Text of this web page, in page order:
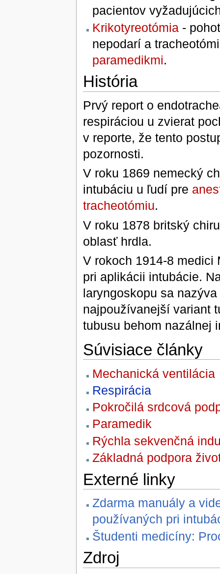
pacientov
Krikotyreotómia -
nepodarí a
paramedikmi.
História
Prvý report o
respiráciou u zvierat
v reporte, že tento
pozornosti.
V roku 1869 nemecký
intubáciu u ľudí pre
tracheotómiu.
V roku 1878 britský
oblasť hrdla.
V rokoch 1914-8 medici
pri aplikácii intubácie.
laryngoskopu sa
najpoužívanejší variant
tubusu behom nazálnej
Súvisiace články
Mechanická ventilácia
Respirácia
Pokročilá srdcová
Paramedik
Rýchla sekvenčná
Základná podpora
Externé linky
Zdarma manuály a
používaných pri
Študenti medicíny:
Zdroj